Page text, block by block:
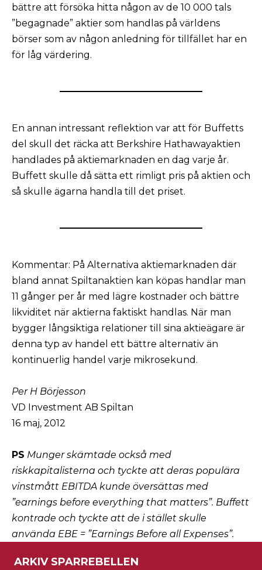
bättre att försöka hitta någon av de 10 000 tals
”begagnade” aktier som handlas på världens
börser som av någon anledning för tillfället har en
för låg värdering.
En annan intressant reflektion var att för Buffetts
del skull det räcka att Berkshire Hathawayaktien
handlades på aktiemarknaden en dag varje år.
Buffett skulle då sätta ett rimligt pris på aktien och
så skulle ägarna handla till det priset.
Kommentar: På Alternativa aktiemarknaden där
bland annat Spiltanaktien kan köpas handlar man
11 gånger per år med lägre kostnader och bättre
likviditet när aktierna faktiskt handlas. När man
bygger långsiktiga relationer till sina aktieägare är
denna typ av handel ett bättre alternativ än
kontinuerlig handel varje mikrosekund.
Per H Börjesson
VD Investment AB Spiltan
16 maj, 2012
PS Munger skämtade också med
riskkapitalisterna och tyckte att deras populära
vinstmått EBITDA kunde översättas med
”earnings before everything that matters”. Buffett
kontrade och tyckte att de i stället skulle
använda EBE = ”Earnings Before all Expenses”.
ARKIV SPARREBELLEN